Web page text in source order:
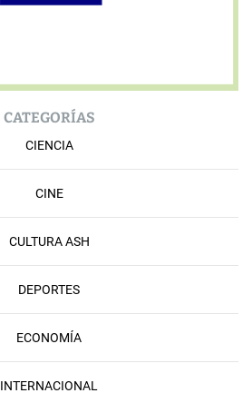
CATEGORÍAS
CIENCIA
CINE
CULTURA ASH
DEPORTES
ECONOMÍA
INTERNACIONAL